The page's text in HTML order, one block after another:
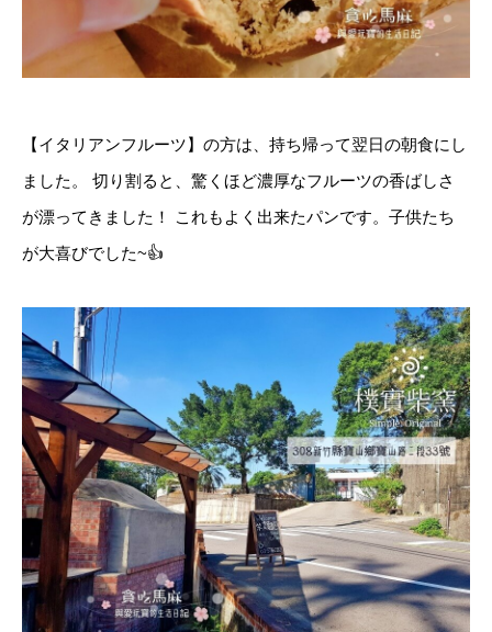
【イタリアンフルーツ】の方は、持ち帰って翌日の朝食にし
ました。 切り割ると、驚くほど濃厚なフルーツの香ばしさ
が漂ってきました！ これもよく出来たパンです。子供たち
が大喜びでした~👍